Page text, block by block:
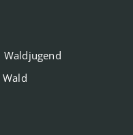
Waldjugend